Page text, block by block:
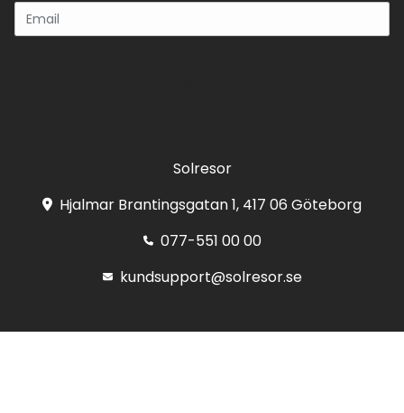
Solresor
Hjalmar Brantingsgatan 1, 417 06 Göteborg
077-551 00 00
kundsupport@solresor.se